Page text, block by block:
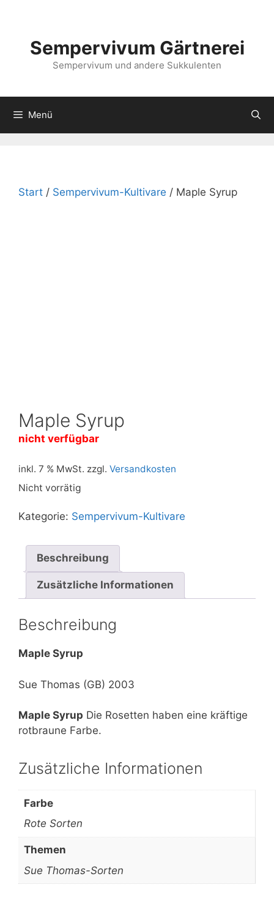
Sempervivum Gärtnerei
Sempervivum und andere Sukkulenten
Menü
Start / Sempervivum-Kultivare / Maple Syrup
Maple Syrup
nicht verfügbar
inkl. 7 % MwSt. zzgl. Versandkosten
Nicht vorrätig
Kategorie: Sempervivum-Kultivare
Beschreibung
Zusätzliche Informationen
Beschreibung
Maple Syrup
Sue Thomas (GB) 2003
Maple Syrup Die Rosetten haben eine kräftige
rotbraune Farbe.
Zusätzliche Informationen
Farbe
Rote Sorten
Themen
Sue Thomas-Sorten